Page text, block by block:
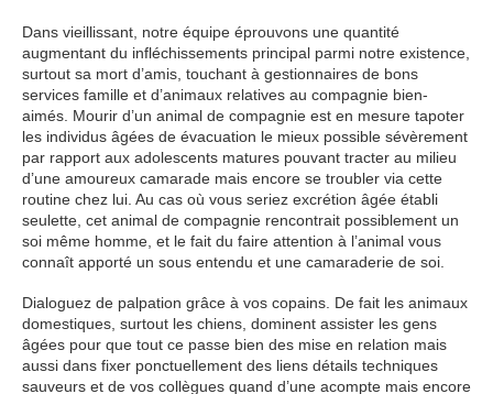
Dans vieillissant, notre équipe éprouvons une quantité
augmentant du infléchissements principal parmi notre existence,
surtout sa mort d’amis, touchant à gestionnaires de bons
services famille et d’animaux relatives au compagnie bien-
aimés. Mourir d’un animal de compagnie est en mesure tapoter
les individus âgées de évacuation le mieux possible sévèrement
par rapport aux adolescents matures pouvant tracter au milieu
d’une amoureux camarade mais encore se troubler via cette
routine chez lui. Au cas où vous seriez excrétion âgée établi
seulette, cet animal de compagnie rencontrait possiblement un
soi même homme, et le fait du faire attention à l’animal vous
connaît apporté un sous entendu et une camaraderie de soi.
Dialoguez de palpation grâce à vos copains. De fait les animaux
domestiques, surtout les chiens, dominent assister les gens
âgées pour que tout ce passe bien des mise en relation mais
aussi dans fixer ponctuellement des liens détails techniques
sauveurs et de vos collègues quand d’une acompte mais encore